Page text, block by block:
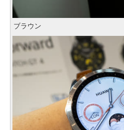
ブラウン